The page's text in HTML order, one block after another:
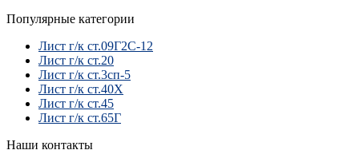
Популярные категории
Лист г/к ст.09Г2С-12
Лист г/к ст.20
Лист г/к ст.3сп-5
Лист г/к ст.40Х
Лист г/к ст.45
Лист г/к ст.65Г
Наши контакты